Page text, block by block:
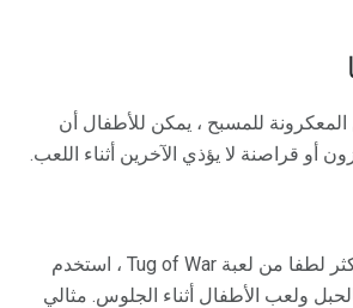
للمسبح ، يمكن للأطفال أن
أو قراصنة لا يؤذي الآخرين أثناء اللعب.
للحصول على نسخة أكثر لطفا من لعبة Tug of War ، استخدم
ولعب الأطفال أثناء الجلوس. مثالي